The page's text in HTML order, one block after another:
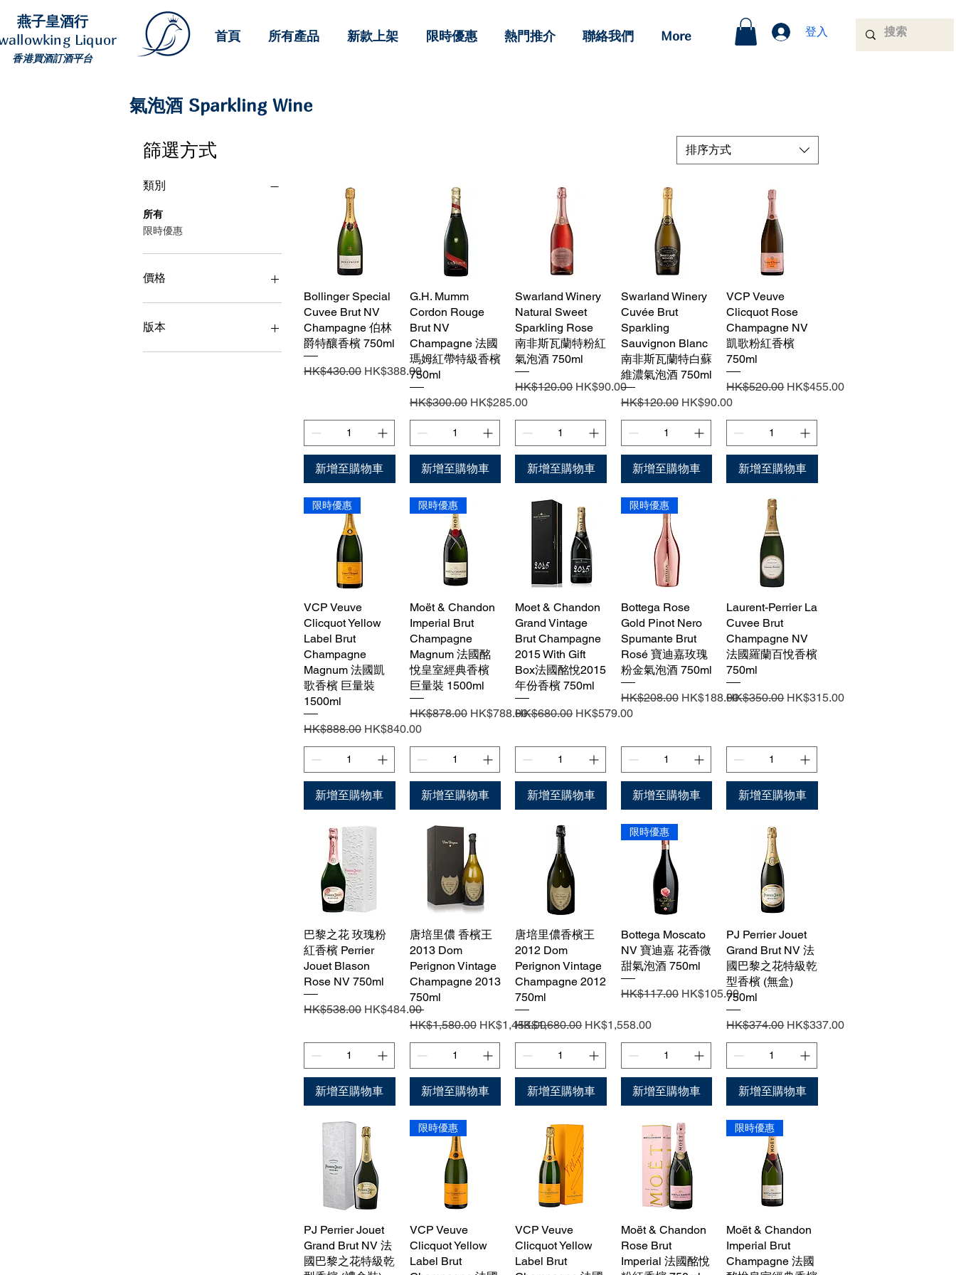
燕子皇酒行
Liquor
香港買酒訂酒平台
首頁 所有產品 新款上架 限時優惠 熱門推介 聯絡我們 More 登入
氣泡酒 Sparkling Wine
篩選方式
類別
所有
限時優惠
價格
HK$66
版本
無盒
排序方式
快速瀏覽
Bollinger Special
Cuvee Brut NV
Champagne 伯林
爵特釀香檳 750ml
一般價格
HK$430.00 促銷價格
HK$388.00
新增至購物車
快速瀏覽
G.H. Mumm
Cordon Rouge
Brut NV
Champagne 法國
瑪姆紅帶特級香檳
750ml
一般價格
HK$300.00 促銷價格
HK$285.00
新增至購物車
快速瀏覽
Swarland Winery
Natural Sweet
Sparkling Rose
南非斯瓦蘭特粉紅
氣泡酒 750ml
一般價格
HK$120.00 促銷價格
HK$90.00
新增至購物車
快速瀏覽
Swarland Winery
Cuvée Brut
Sparkling
Sauvignon Blanc
南非斯瓦蘭特白蘇
維濃氣泡酒 750ml
一般價格
HK$120.00 促銷價格
HK$90.00
新增至購物車
快速瀏覽
VCP Veuve
Clicquot Rose
Champagne NV
凱歌粉紅香檳
750ml
一般價格
HK$520.00 促銷價格
HK$455.00
新增至購物車
快速瀏覽
限時優惠
VCP Veuve
Clicquot Yellow
Label Brut
Champagne
Magnum 法國凱
歌香檳 巨量裝
1500ml
一般價格
HK$888.00 促銷價格
HK$840.00
新增至購物車
快速瀏覽
限時優惠
Moët & Chandon
Imperial Brut
Champagne
Magnum 法國酩
悅皇室經典香檳
巨量裝 1500ml
一般價格
HK$878.00 促銷價格
HK$788.00
新增至購物車
快速瀏覽
Moet & Chandon
Grand Vintage
Brut Champagne
2015 With Gift
Box法國酩悅2015
年份香檳 750ml
一般價格
HK$680.00 促銷價格
HK$579.00
新增至購物車
快速瀏覽
限時優惠
Bottega Rose
Gold Pinot Nero
Spumante Brut
Rosé 寶迪嘉玫瑰
粉金氣泡酒 750ml
一般價格
HK$208.00 促銷價格
HK$188.00
新增至購物車
快速瀏覽
Laurent-Perrier La
Cuvee Brut
Champagne NV
法國羅蘭百悅香檳
750ml
一般價格
HK$350.00 促銷價格
HK$315.00
新增至購物車
快速瀏覽
巴黎之花 玫瑰粉
紅香檳 Perrier
Jouet Blason
Rose NV 750ml
一般價格
HK$538.00 促銷價格
HK$484.00
新增至購物車
快速瀏覽
唐培里儂 香檳王
2013 Dom
Perignon Vintage
Champagne 2013
750ml
一般價格
HK$1,580.00 促銷價格
HK$1,453.00
新增至購物車
快速瀏覽
唐培里儂香檳王
2012 Dom
Perignon Vintage
Champagne 2012
750ml
一般價格
HK$1,680.00 促銷價格
HK$1,558.00
新增至購物車
快速瀏覽
限時優惠
Bottega Moscato
NV 寶迪嘉 花香微
甜氣泡酒 750ml
一般價格
HK$117.00 促銷價格
HK$105.00
新增至購物車
快速瀏覽
PJ Perrier Jouet
Grand Brut NV 法
國巴黎之花特級乾
型香檳 (無盒)
750ml
一般價格
HK$374.00 促銷價格
HK$337.00
新增至購物車
快速瀏覽
PJ Perrier Jouet
Grand Brut NV 法
國巴黎之花特級乾
快速瀏覽
限時優惠
VCP Veuve
Clicquot Yellow
Label Brut
快速瀏覽
VCP Veuve
Clicquot Yellow
Label Brut
快速瀏覽
Moët & Chandon
Rose Brut
Imperial 法國酩悅
快速瀏覽
限時優惠
Moët & Chandon
Imperial Brut
Champagne 法國